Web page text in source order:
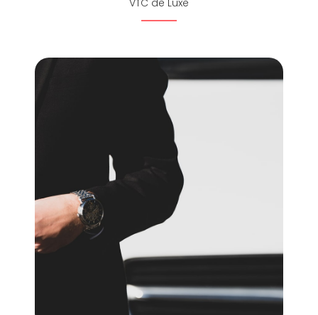
VTC de Luxe